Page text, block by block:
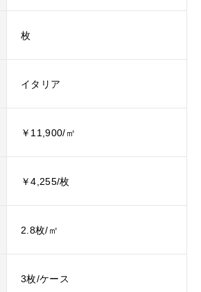
枚
イタリア
￥11,900/㎡
￥4,255/枚
2.8枚/㎡
3枚/ケース